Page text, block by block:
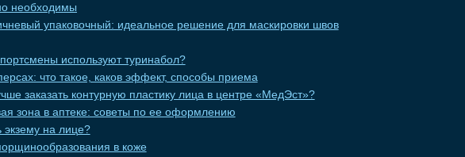
необходимы
упаковочный: идеальное решение для маскировки швов
используют туринабол?
что такое, каков эффект, способы приема
заказать контурную пластику лица в центре «МедЭст»?
зона в аптеке: советы по ее оформлению
экзему на лице?
в коже